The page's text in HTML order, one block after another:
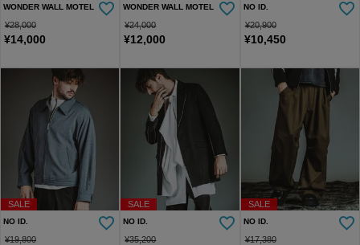
WONDER WALL MOTEL
¥28,000
¥14,000
WONDER WALL MOTEL
¥24,000
¥12,000
NO ID.
¥20,900
¥10,450
SALE
NO ID.
¥19,800
SALE
NO ID.
¥35,200
SALE
NO ID.
¥17,380